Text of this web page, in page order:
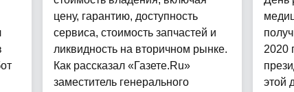
цену, гарантию, доступность
сервиса, стоимость запчастей и
ликвидность на вторичном рынке.
Как рассказал «Газете.Ru»
заместитель генерального
2020
этой